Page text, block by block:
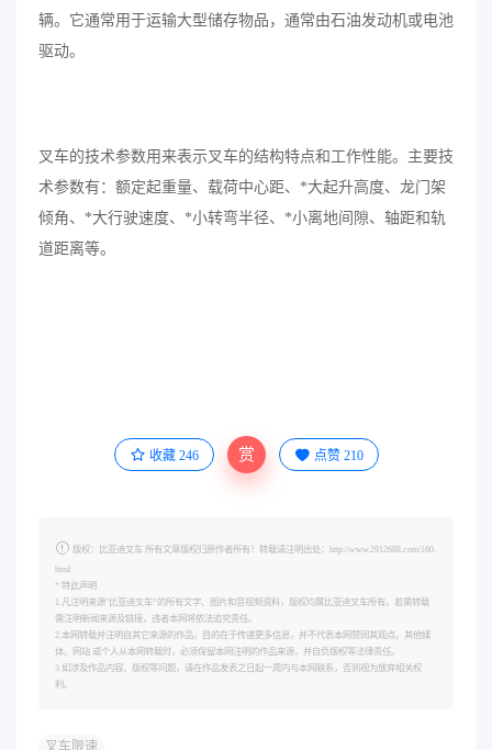
辆。它通常用于运输大型储存物品，通常由石油发动机或电池
驱动。
叉车的技术参数用来表示叉车的结构特点和工作性能。主要技
术参数有：额定起重量、载荷中心距、*大起升高度、龙门架
倾角、*大行驶速度、*小转弯半径、*小离地间隙、轴距和轨
道距离等。
收藏 246 赏 点赞 210
版权：比亚迪叉车 所有文章版权归原作者所有！转载请注明出处：http://www.2912688.com/160.
html
* 特此声明
1.凡注明来源"比亚迪叉车”的所有文字、图片和音视频资料，版权均属比亚迪叉车所有。若需转载
需注明新闻来源及链接，违者本网将依法追究责任。
2.本网转载并注明自其它来源的作品，目的在于传递更多信息，并不代表本网赞同其观点。其他媒
体、网站 或个人从本网转载时，必须保留本网注明的作品来源，并自负版权等法律责任。
3.如涉及作品内容、版权等问题，请在作品发表之日起一周内与本网联系，否则视为放弃相关权
利。
叉车限速